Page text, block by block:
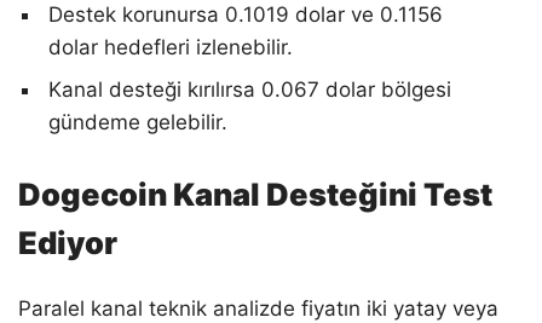
Destek korunursa 0.1019 dolar ve 0.1156
dolar hedefleri izlenebilir.
Kanal desteği kırılırsa 0.067 dolar bölgesi
gündeme gelebilir.
Dogecoin Kanal Desteğini Test
Ediyor
Paralel kanal teknik analizde fiyatın iki yatay veya